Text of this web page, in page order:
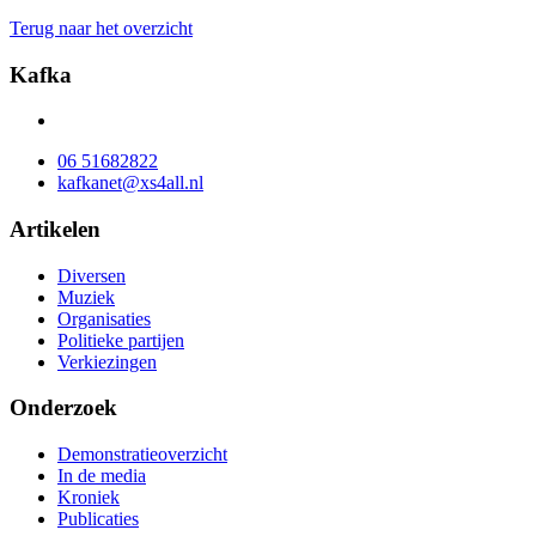
Terug naar het overzicht
Kafka
06 51682822
kafkanet@xs4all.nl
Artikelen
Diversen
Muziek
Organisaties
Politieke partijen
Verkiezingen
Onderzoek
Demonstratieoverzicht
In de media
Kroniek
Publicaties